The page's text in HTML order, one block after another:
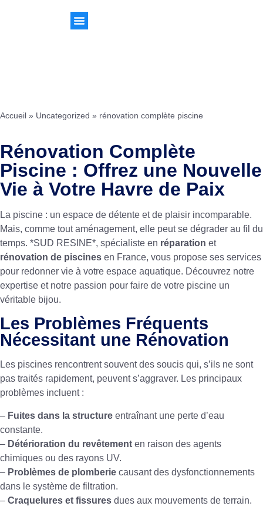
Accueil » Uncategorized » rénovation complète piscine
Rénovation Complète
Piscine : Offrez une Nouvelle
Vie à Votre Havre de Paix
La piscine : un espace de détente et de plaisir incomparable.
Mais, comme tout aménagement, elle peut se dégrader au fil du
temps. *SUD RESINE*, spécialiste en réparation et
rénovation de piscines en France, vous propose ses services
pour redonner vie à votre espace aquatique. Découvrez notre
expertise et notre passion pour faire de votre piscine un
véritable bijou.
Les Problèmes Fréquents
Nécessitant une Rénovation
Les piscines rencontrent souvent des soucis qui, s’ils ne sont
pas traités rapidement, peuvent s’aggraver. Les principaux
problèmes incluent :
– Fuites dans la structure entraînant une perte d’eau
constante.
– Détérioration du revêtement en raison des agents
chimiques ou des rayons UV.
– Problèmes de plomberie causant des dysfonctionnements
dans le système de filtration.
– Craquelures et fissures dues aux mouvements de terrain.